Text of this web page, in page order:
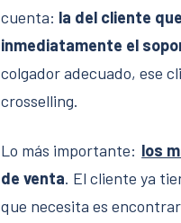
cuenta: la del cliente
inmediatamente el
colgador adecuado, ese
crosselling.
Lo más importante: los
de venta. El cliente ya
que necesita es